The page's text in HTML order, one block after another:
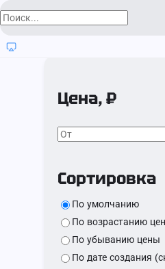
Цена, ₽
Сортировка
По умолчанию
По возрастанию
По убыванию цены
По дате создания